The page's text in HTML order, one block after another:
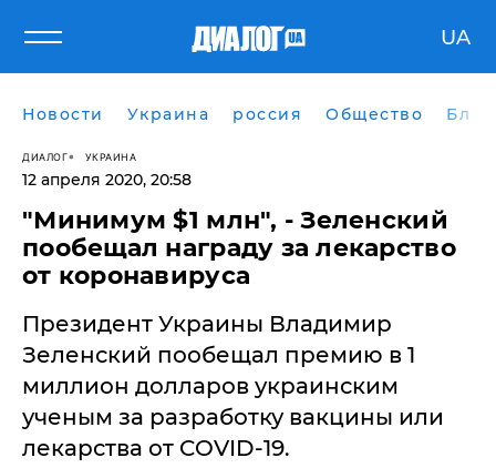
UA
Новости Украина россия Общество
ДИАЛОГ УКРАИНА
12 апреля 2020, 20:58
​"Минимум $1 млн", - Зеленский
пообещал награду за лекарство
от коронавируса
Президент Украины Владимир
Зеленский пообещал премию в 1
миллион долларов украинским
ученым за разработку вакцины или
лекарства от COVID-19.